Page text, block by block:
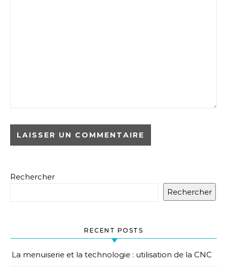
Rechercher
Rechercher
RECENT POSTS
La menuiserie et la technologie : utilisation de la CNC